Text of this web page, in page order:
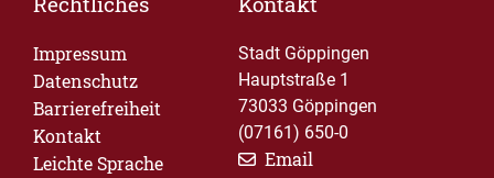
Impressum
Datenschutz
Barrierefreiheit
Kontakt
Leichte Sprache
Stadt Göppingen
Hauptstraße 1
73033 Göppingen
(07161) 650-0
Email